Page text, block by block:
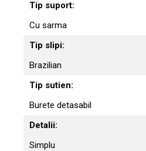
Tip suport:
Cu sarma
Tip slipi:
Brazilian
Tip sutien:
Burete detasabil
Detalii:
Simplu